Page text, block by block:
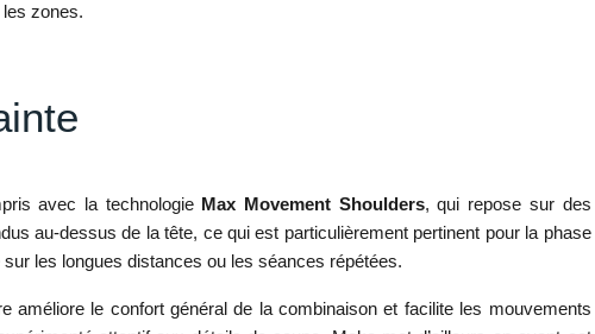
zones.
avec la technologie Max Movement Shoulders, qui repose sur des
au-dessus de la tête, ce qui est particulièrement pertinent pour la phase
les longues distances ou les séances répétées.
améliore le confort général de la combinaison et facilite les mouvements